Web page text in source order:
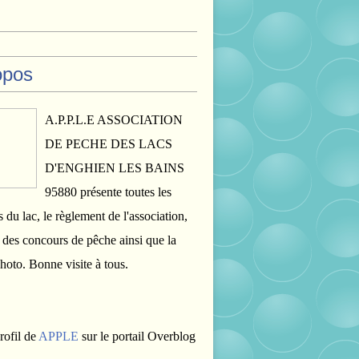
A.P.P.L.E ASSOCIATION
DE PECHE DES LACS
D'ENGHIEN LES BAINS
95880 présente toutes les
du lac, le règlement de l'association,
des concours de pêche ainsi que la
Bonne visite à tous.
de APPLE sur le portail Overblog